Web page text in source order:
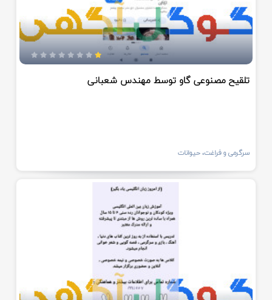
تلقیح مصنوعی گاو توسط مهندس شعبانی
سرگرمی و فراغت، حیوانات